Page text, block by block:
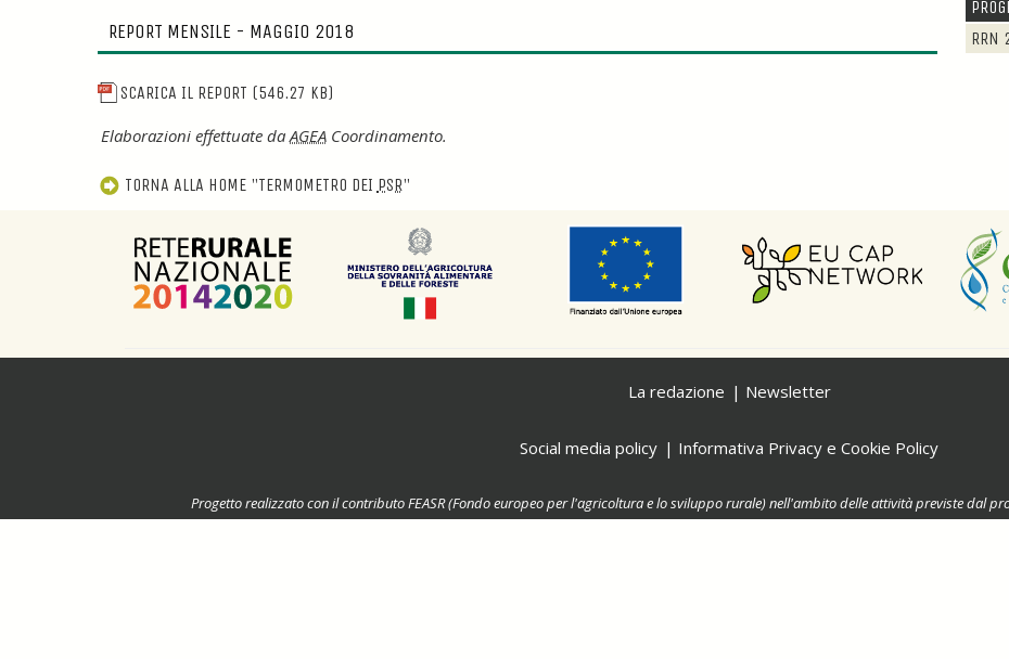
REPORT MENSILE - MAGGIO 2018
SCARICA IL REPORT (546.27 KB)
Elaborazioni effettuate daAGEA Coordinamento.
TORNA ALLA HOME"TERMOMETRO DEI PSR"
RRN
La redazione Newsletter
Social media policy Informativa Privacy e Cookie Policy
Progetto realizzato con il contributo FEASR (Fondo europeo per l'agricoltura e lo sviluppo rurale) nell'ambito delle attività previste dal